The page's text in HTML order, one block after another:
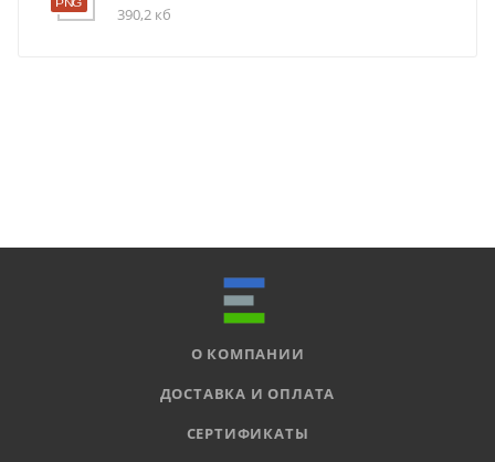
390,2 кб
О КОМПАНИИ
ДОСТАВКА И ОПЛАТА
СЕРТИФИКАТЫ